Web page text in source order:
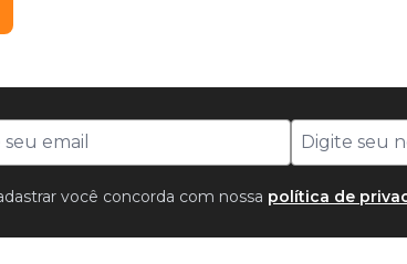
você concorda com nossa política de